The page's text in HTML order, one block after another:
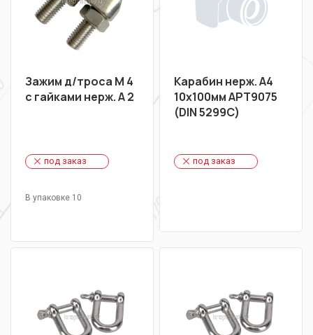
Зажим д/троса М 4
с гайками нерж. A 2
под заказ
В упаковке 10
Карабин нерж. А4
10х100мм АРТ9075
(DIN 5299C)
под заказ